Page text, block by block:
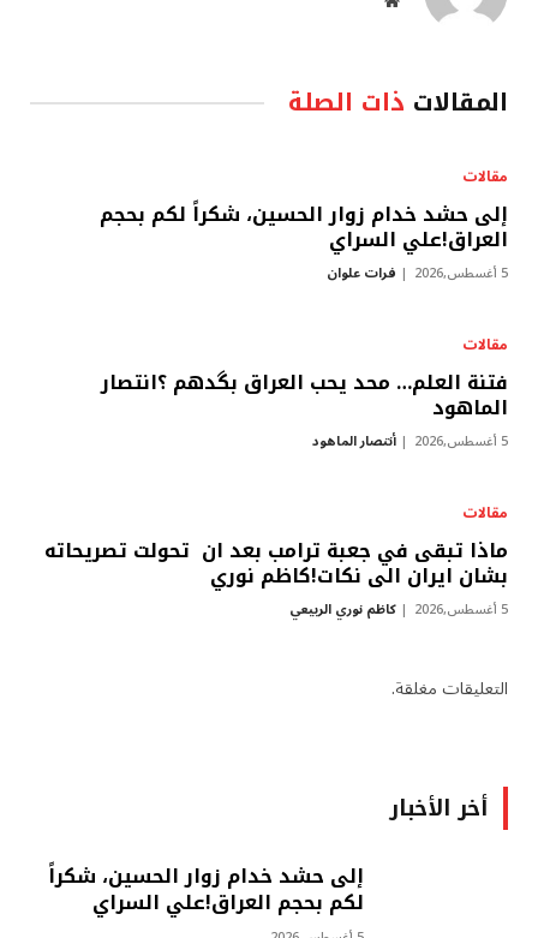
المقالات ذات الصلة
مقالات
إلى حشد خدام زوار الحسين، شكراً لكم بحجم
العراق!علي السراي
5 أغسطس,2026 فرات علوان
مقالات
فتنة العلم… محد يحب العراق بگدهم ؟انتصار
الماهود
5 أغسطس,2026 أنتصار الماهود
مقالات
ماذا تبقى في جعبة ترامب بعد ان تحولت تصريحاته
بشان ايران الى نكات!كاظم نوري
5 أغسطس,2026 كاظم نوري الربيعي
التعليقات مغلقة.
أخر الأخبار
إلى حشد خدام زوار الحسين، شكراً
لكم بحجم العراق!علي السراي